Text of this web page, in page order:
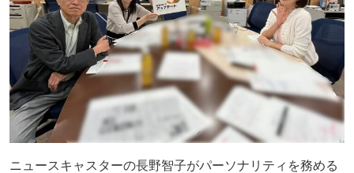
ニュースキャスターの長野智子がパーソナリティを務める